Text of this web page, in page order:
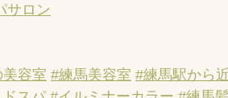
サロン
美容室 #練馬美容室 #練馬駅から